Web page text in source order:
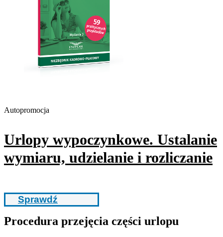
Autopromocja
Urlopy wypoczynkowe. Ustalanie
wymiaru, udzielanie i rozliczanie
Sprawdź
Procedura przejęcia części urlopu